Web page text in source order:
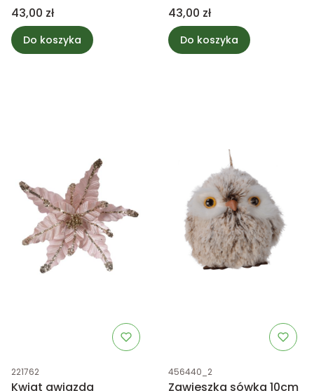
zestawie
Cena
43,00 zł
Do koszyka
zestawie
Cena
43,00 zł
Do koszyka
Kod produktu
221762
Kwiat gwiazda
Kod produktu
456440_2
Zawieszka sówka 10cm